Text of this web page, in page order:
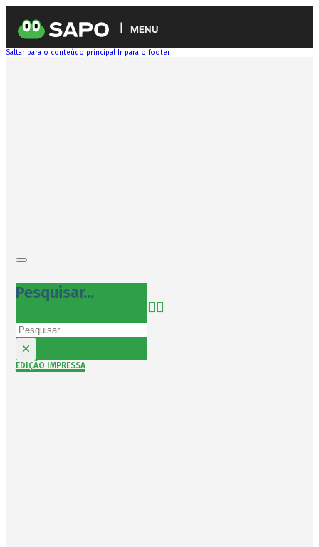
MENU
Saltar para o conteúdo principal Ir para o footer
Pesquisar...
Pesquisar
×
EDIÇÃO IMPRESSA